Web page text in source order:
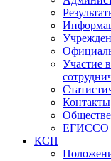
Участие
Контакты
ЕГИССО
КСП